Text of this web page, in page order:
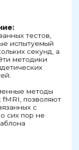
тестов,
испытуемый
секунд, а
методики
методы
fMRI, позволяют
с
сих пор не